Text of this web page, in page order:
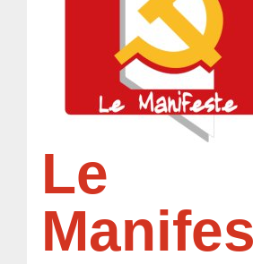
Le